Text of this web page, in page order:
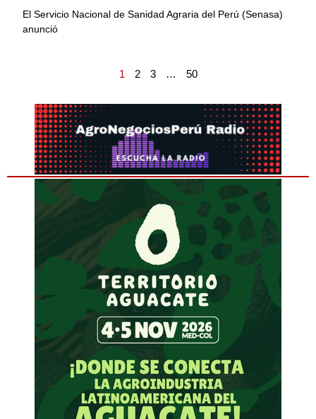
El Servicio Nacional de Sanidad Agraria del Perú (Senasa)
anunció
1 2 3 … 50